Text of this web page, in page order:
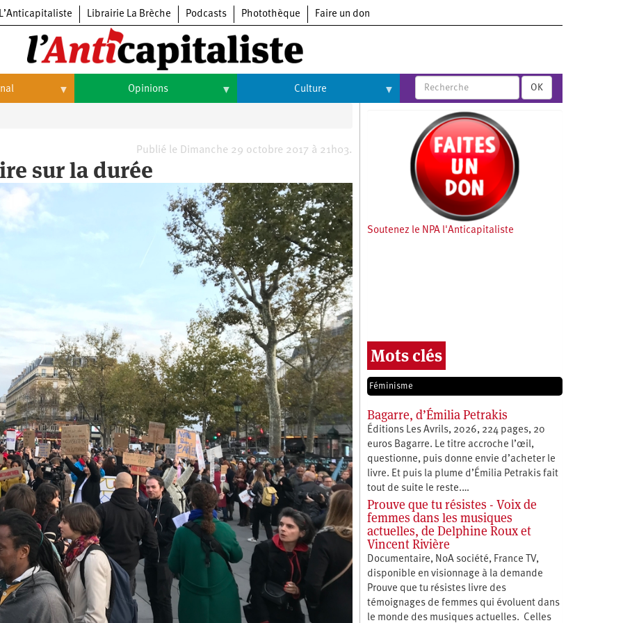
L’Anticapitaliste Librairie La Brèche Podcasts Photothèque Faire un don
Opinions Culture
Arts
Expositions
Livres
Musique
OK
Publié le Dimanche 29 octobre 2017 à 21h03.
sur la durée
Soutenez le NPA l'Anticapitaliste
Mots clés
Féminisme
Bagarre, d’Émilia Petrakis
Éditions Les Avrils, 2026, 224 pages, 20
euros Bagarre. Le titre accroche l’œil,
questionne, puis donne envie d’acheter le
livre. Et puis la plume d’Émilia Petrakis fait
tout de suite le reste.…
Prouve que tu résistes - Voix de
femmes dans les musiques
actuelles, de Delphine Roux et
Vincent Rivière
Documentaire, NoA société, France TV,
disponible en visionnage à la demande
Prouve que tu résistes livre des
témoignages de femmes qui évoluent dans
le monde des musiques actuelles. Celles